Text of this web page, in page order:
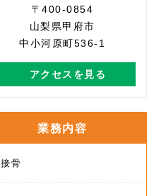
〒400-0854
山梨県甲府市
中小河原町536-1
アクセスを見る
業務内容
接骨